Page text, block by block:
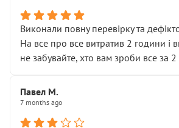
Виконали повну перевірку та
На все про все витратив 2 години і
не забувайте, хто вам зроби все за
Павел М.
7 months ago